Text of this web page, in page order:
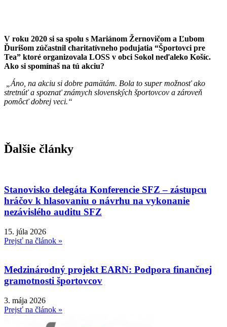
V roku 2020 si sa spolu s Mariánom Žernovičom a Ľubom
Ďurišom zúčastnil charitatívneho podujatia “Športovci pre
Tea” ktoré organizovala LOSS v obci Sokol neďaleko Košíc.
Ako si spomínaš na tú akciu?
„Áno, na akciu si dobre pamätám. Bola to super možnosť ako
stretnúť a spoznať známych slovenských športovcov a zároveň
pomôcť dobrej veci.“
Ďalšie články
Stanovisko delegáta Konferencie SFZ – zástupcu
hráčov k hlasovaniu o návrhu na vykonanie
nezávislého auditu SFZ
15. júla 2026
Prejsť na článok »
Medzinárodný projekt EARN: Podpora finančnej
gramotnosti športovcov
3. mája 2026
Prejsť na článok »